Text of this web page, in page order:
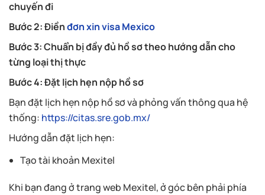
chuyến đi
Bước 2: Điềnđơn xin visa Mexico
Bước 3: Chuẩn bị đầy đủ hồ sơ theo hướng dẫn cho
từng loại thị thực
Bước 4: Đặt lịch hẹn nộp hồ sơ
Bạn đặt lịch hẹn nộp hồ sơ và phỏng vấn thông qua hệ
thống: https://citas.sre.gob.mx/
Hướng dẫn đặt lịch hẹn:
Tạo tài khoản Mexitel
Khi bạn đang ở trang web Mexitel, ở góc bên phải phía